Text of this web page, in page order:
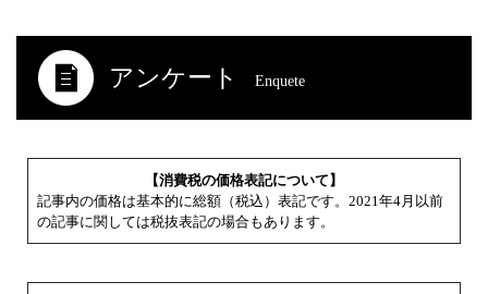
アンケート Enquete
【消費税の価格表記について】
記事内の価格は基本的に総額（税込）表記です。2021年4月以前
の記事に関しては税抜表記の場合もあります。